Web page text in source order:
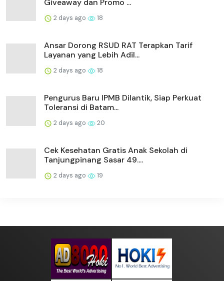
Giveaway dan Promo ...
2 days ago 18
Ansar Dorong RSUD RAT Terapkan Tarif
Layanan yang Lebih Adil...
2 days ago 18
Pengurus Baru IPMB Dilantik, Siap Perkuat
Toleransi di Batam...
2 days ago 20
Cek Kesehatan Gratis Anak Sekolah di
Tanjungpinang Sasar 49....
2 days ago 19